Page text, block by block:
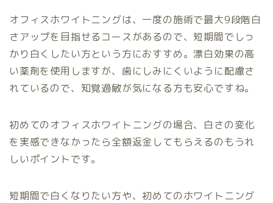
オフィスホワイトニングは、一度の施術で最大9段階白
さアップを目指せるコースがあるので、短期間でしっ
かり白くしたい方という方におすすめ。漂白効果の高
い薬剤を使用しますが、歯にしみにくいように配慮さ
れているので、知覚過敏が気になる方も安心ですね。
初めてのオフィスホワイトニングの場合、白さの変化
を実感できなかったら全額返金してもらえるのもうれ
しいポイントです。
短期間で白くなりたい方や、初めてのホワイトニング